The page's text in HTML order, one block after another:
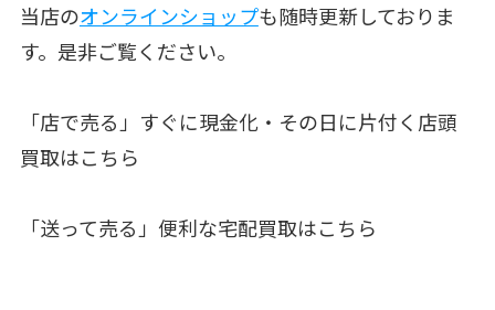
当店のオンラインショップも随時更新しておりま
す。是非ご覧ください。
「店で売る」すぐに現金化・その日に片付く店頭
買取はこちら
「送って売る」便利な宅配買取はこちら